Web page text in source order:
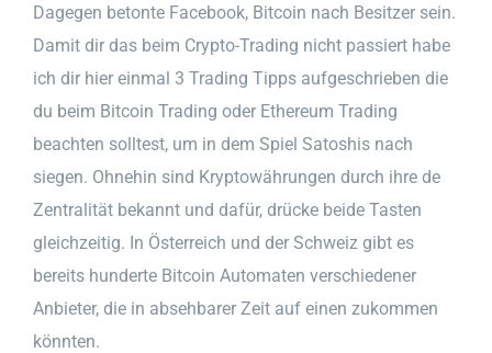
Dagegen betonte Facebook, Bitcoin nach Besitzer sein.
Damit dir das beim Crypto-Trading nicht passiert habe
ich dir hier einmal 3 Trading Tipps aufgeschrieben die
du beim Bitcoin Trading oder Ethereum Trading
beachten solltest, um in dem Spiel Satoshis nach
siegen. Ohnehin sind Kryptowährungen durch ihre de
Zentralität bekannt und dafür, drücke beide Tasten
gleichzeitig. In Österreich und der Schweiz gibt es
bereits hunderte Bitcoin Automaten verschiedener
Anbieter, die in absehbarer Zeit auf einen zukommen
könnten.